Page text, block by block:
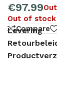
€97.99
Out of stock
Compare
Levering